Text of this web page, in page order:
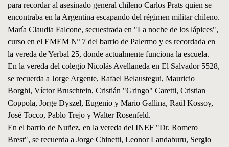
para recordar al asesinado general chileno Carlos Prats quien se
encontraba en la Argentina escapando del régimen militar chileno.
María Claudia Falcone, secuestrada en "La noche de los lápices",
curso en el EMEM Nº 7 del barrio de Palermo y es recordada en
la vereda de Yerbal 25, donde actualmente funciona la escuela.
En la vereda del colegio Nicolás Avellaneda en El Salvador 5528,
se recuerda a Jorge Argente, Rafael Belaustegui, Mauricio
Borghi, Víctor Bruschtein, Cristián "Gringo" Caretti, Cristian
Coppola, Jorge Dyszel, Eugenio y Mario Gallina, Raúl Kossoy,
José Tocco, Pablo Trejo y Walter Rosenfeld.
En el barrio de Nuñez, en la vereda del INEF "Dr. Romero
Brest", se recuerda a Jorge Chinetti, Leonor Landaburu, Sergio